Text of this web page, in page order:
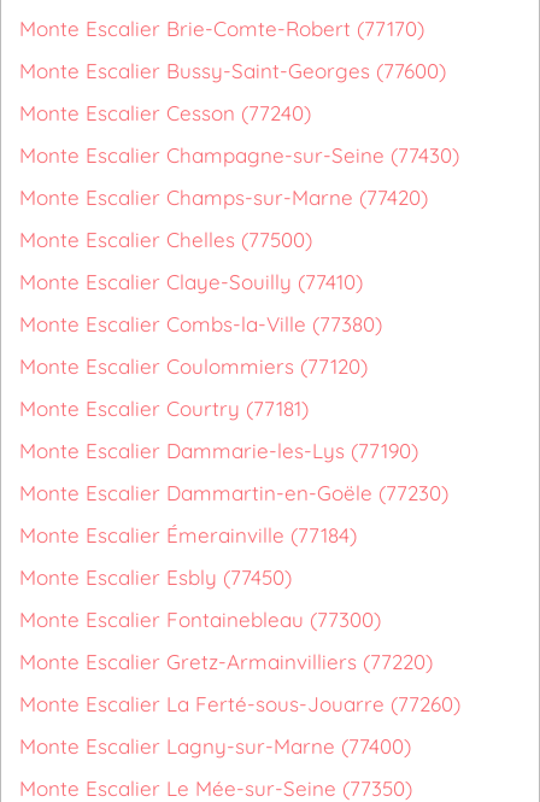
Monte Escalier Brie-Comte-Robert (77170)
Monte Escalier Bussy-Saint-Georges (77600)
Monte Escalier Cesson (77240)
Monte Escalier Champagne-sur-Seine (77430)
Monte Escalier Champs-sur-Marne (77420)
Monte Escalier Chelles (77500)
Monte Escalier Claye-Souilly (77410)
Monte Escalier Combs-la-Ville (77380)
Monte Escalier Coulommiers (77120)
Monte Escalier Courtry (77181)
Monte Escalier Dammarie-les-Lys (77190)
Monte Escalier Dammartin-en-Goële (77230)
Monte Escalier Émerainville (77184)
Monte Escalier Esbly (77450)
Monte Escalier Fontainebleau (77300)
Monte Escalier Gretz-Armainvilliers (77220)
Monte Escalier La Ferté-sous-Jouarre (77260)
Monte Escalier Lagny-sur-Marne (77400)
Monte Escalier Le Mée-sur-Seine (77350)